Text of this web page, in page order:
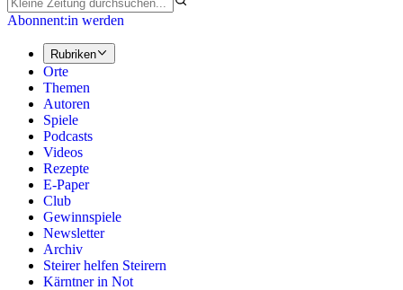
Abonnent:in werden
Rubriken
Orte
Themen
Autoren
Spiele
Podcasts
Videos
Rezepte
E-Paper
Club
Gewinnspiele
Newsletter
Archiv
Steirer helfen Steirern
Kärntner in Not